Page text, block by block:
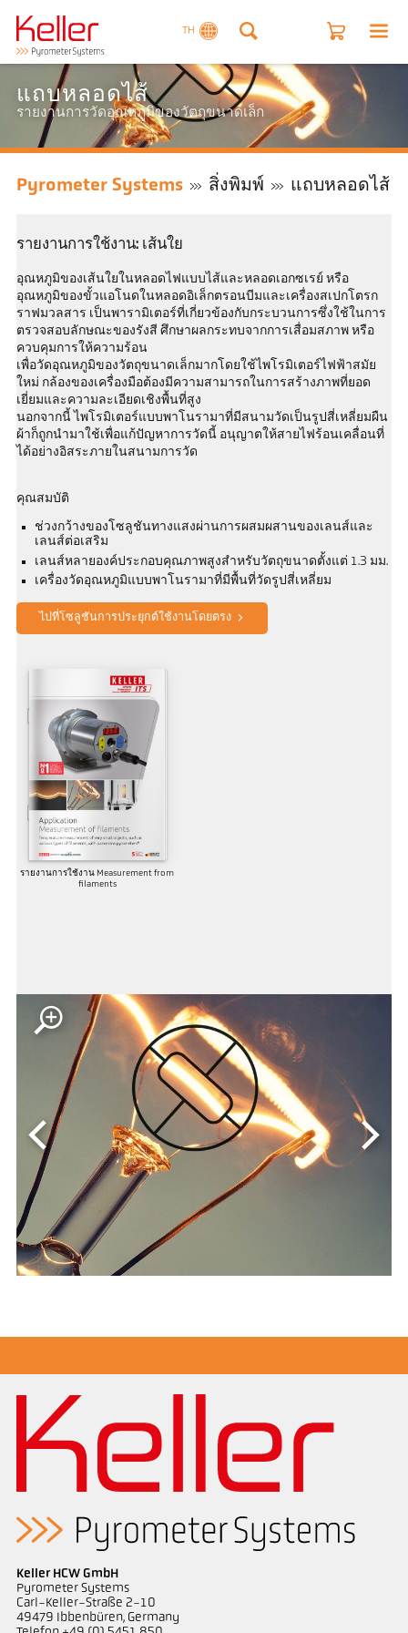
TH
แถบหลอดไส้
รายงานการวัดอุณหภูมิของวัตถุขนาดเล็ก
Pyrometer Systems สิ่งพิมพ์ แถบหลอดไส้
รายงานการใช้งาน: เส้นใย
อุณหภูมิของเส้นใยในหลอดไฟแบบไส้และหลอดเอกซเรย์ หรือ
อุณหภูมิของขั้วแอโนดในหลอดอิเล็กตรอนบีมและเครื่องสเปกโตรก
ราฟมวลสาร เป็นพารามิเตอร์ที่เกี่ยวข้องกับกระบวนการซึ่งใช้ในการ
ตรวจสอบลักษณะของรังสี ศึกษาผลกระทบจากการเสื่อมสภาพ หรือ
ควบคุมการให้ความร้อน
เพื่อวัดอุณหภูมิของวัตถุขนาดเล็กมากโดยใช้ไพโรมิเตอร์ไฟฟ้าสมัย
ใหม่ กล้องของเครื่องมือต้องมีความสามารถในการสร้างภาพที่ยอด
เยี่ยมและความละเอียดเชิงพื้นที่สูง
นอกจากนี้ ไพโรมิเตอร์แบบพาโนรามาที่มีสนามวัดเป็นรูปสี่เหลี่ยมผืน
ผ้าก็ถูกนำมาใช้เพื่อแก้ปัญหาการวัดนี้ อนุญาตให้สายไฟร้อนเคลื่อนที่
ได้อย่างอิสระภายในสนามการวัด
คุณสมบัติ
ช่วงกว้างของโซลูชันทางแสงผ่านการผสมผสานของเลนส์และ
เลนส์ต่อเสริม
เลนส์หลายองค์ประกอบคุณภาพสูงสำหรับวัตถุขนาดตั้งแต่ 1.3 มม.
เครื่องวัดอุณหภูมิแบบพาโนรามาที่มีพื้นที่วัดรูปสี่เหลี่ยม
ไปที่โซลูชันการประยุกต์ใช้งานโดยตรง
รายงานการใช้งาน Measurement from
filaments
Keller HCW GmbH
Pyrometer Systems
Carl-Keller-Straße 2-10
49479 Ibbenbüren, Germany